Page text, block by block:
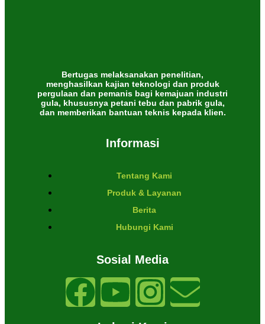
Bertugas melaksanakan penelitian,
menghasilkan kajian teknologi dan produk
pergulaan dan pemanis bagi kemajuan industri
gula, khususnya petani tebu dan pabrik gula,
dan memberikan bantuan teknis kepada klien.
Informasi
Tentang Kami
Produk & Layanan
Berita
Hubungi Kami
Sosial Media